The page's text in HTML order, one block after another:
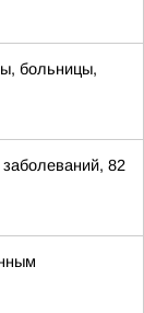
больницы,
82